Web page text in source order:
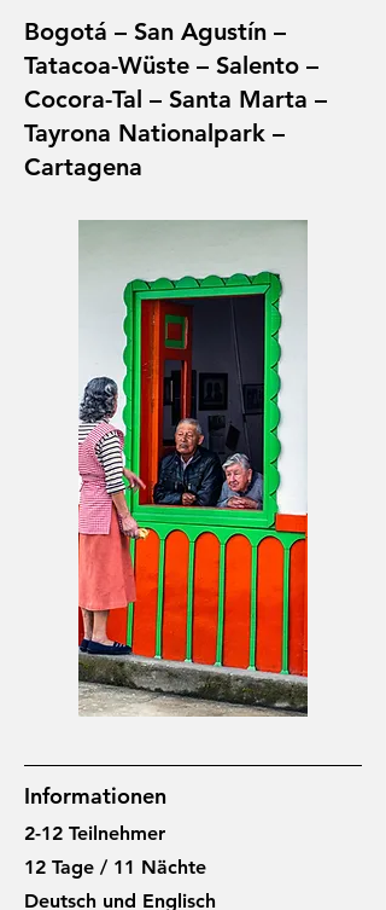
Bogotá – San Agustín –
Tatacoa-Wüste – Salento –
Cocora-Tal – Santa Marta –
Tayrona Nationalpark –
Cartagena
Informationen
2-12 Teilnehmer
12 Tage / 11 Nächte
Deutsch und Englisch